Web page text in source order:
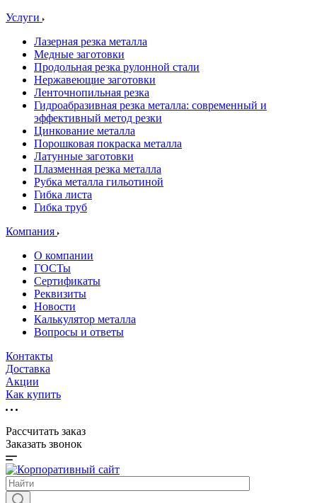
Услуги
Лазерная резка металла
Медные заготовки
Продольная резка рулонной стали
Нержавеющие заготовки
Ленточнопильная резка
Гидроабразивная резка металла: современный и
эффективный метод резки
Цинкование металла
Порошковая покраска металла
Латунные заготовки
Плазменная резка металла
Рубка металла гильотиной
Гибка листа
Гибка труб
Компания
О компании
ГОСТы
Сертификаты
Реквизиты
Новости
Калькулятор металла
Вопросы и ответы
Контакты
Доставка
Акции
Как купить
Рассчитать заказ
Заказать звонок